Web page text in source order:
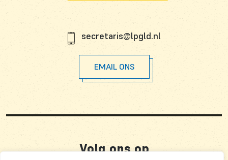
secretaris@lpgld.nl
EMAIL ONS
Volg ons op